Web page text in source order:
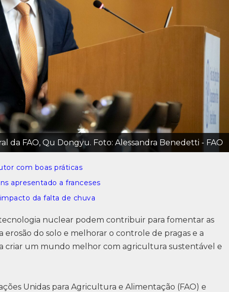
da FAO, Qu Dongyu. Foto: Alessandra Benedetti - FAO
com boas práticas
apresentado a franceses
da falta de chuva
nuclear podem contribuir para fomentar as
erosão do solo e melhorar o controle de pragas e a
criar um mundo melhor com agricultura sustentável e
Unidas para Agricultura e Alimentação (FAO) e